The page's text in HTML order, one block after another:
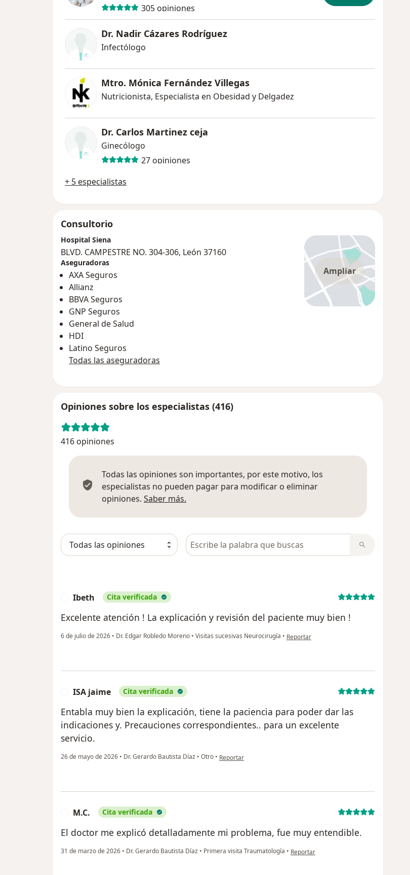
305 opiniones
Dr. Nadir Cázares Rodríguez
Infectólogo
Mtro. Mónica Fernández Villegas
Nutricionista, Especialista en Obesidad y Delgadez
Dr. Carlos Martinez ceja
Ginecólogo
27 opiniones
+ 5 especialistas
Consultorio
Ampliar
Hospital Siena
BLVD. CAMPESTRE NO. 304-306, León 37160
Aseguradoras
AXA Seguros
Allianz
BBVA Seguros
GNP Seguros
General de Salud
HDI
Latino Seguros
Todas las aseguradoras
Opiniones sobre los especialistas (416)
416 opiniones
Todas las opiniones son importantes, por este motivo, los
especialistas no pueden pagar para modificar o eliminar
opiniones. Saber más.
Busca en opiniones
Ibeth Cita verificada
Excelente atención ! La explicación y revisión del paciente muy bien !
6 de julio de 2026 • Dr. Edgar Robledo Moreno • Visitas sucesivas Neurocirugía • en opinión del usuario Ibeth
Reportar
ISA jaime Cita verificada
Entabla muy bien la explicación, tiene la paciencia para poder dar las
indicaciones y. Precauciones correspondientes.. para un excelente
servicio.
26 de mayo de 2026 • Dr. Gerardo Bautista Díaz • Otro • en opinión del usuario ISA jaime
Reportar
M.C. Cita verificada
El doctor me explicó detalladamente mi problema, fue muy entendible.
31 de marzo de 2026 • Dr. Gerardo Bautista Díaz • Primera visita Traumatología • en opinión del usuario M.C.
Reportar